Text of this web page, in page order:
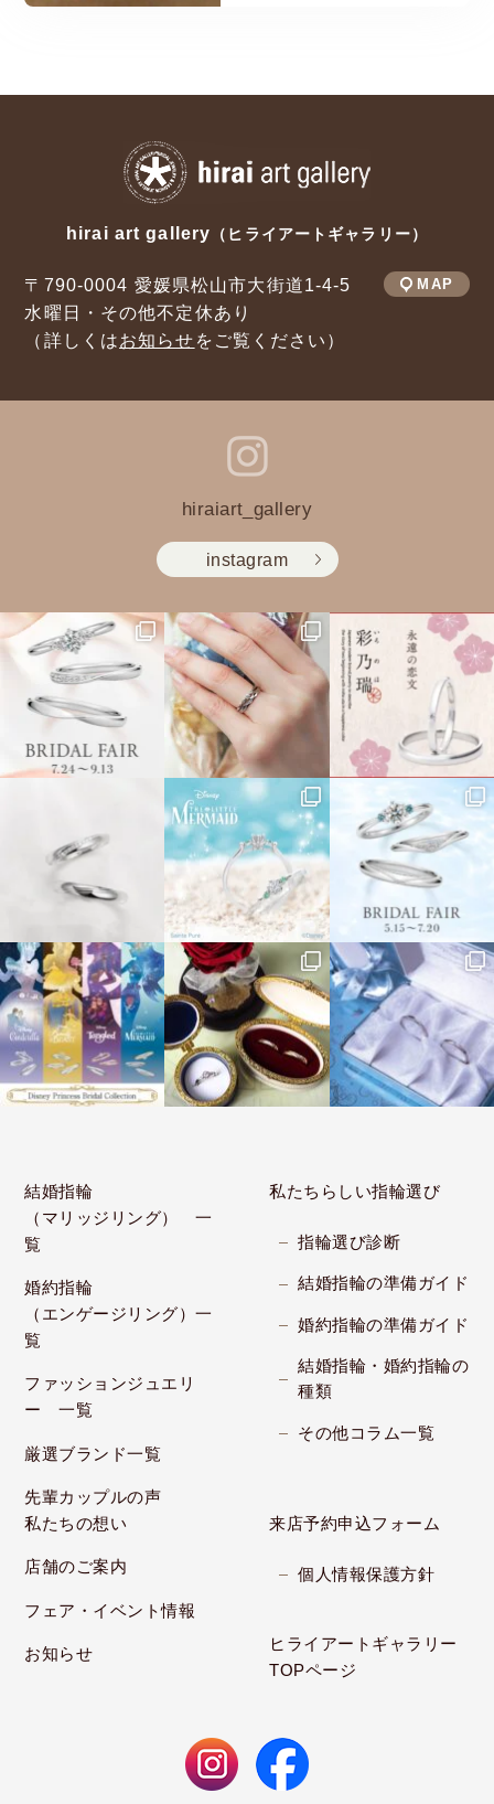
hirai art gallery （ヒライアートギャラリー）
MAP
〒790-0004 愛媛県松山市大街道1-4-5
水曜日・その他不定休あり
（詳しくはお知らせ をご覧ください）
hiraiart_gallery
instagram
結婚指輪
（マリッジリング） 一
覧
婚約指輪
（エンゲージリング）一
覧
ファッションジュエリ
ー 一覧
厳選ブランド一覧
先輩カップルの声
私たちらしい指輪選び
指輪選び診断
結婚指輪の準備ガイド
婚約指輪の準備ガイド
結婚指輪・婚約指輪の
種類
その他コラム一覧
私たちの想い
店舗のご案内
フェア・イベント情報
お知らせ
来店予約申込フォーム
個人情報保護方針
ヒライアートギャラリー
TOPページ